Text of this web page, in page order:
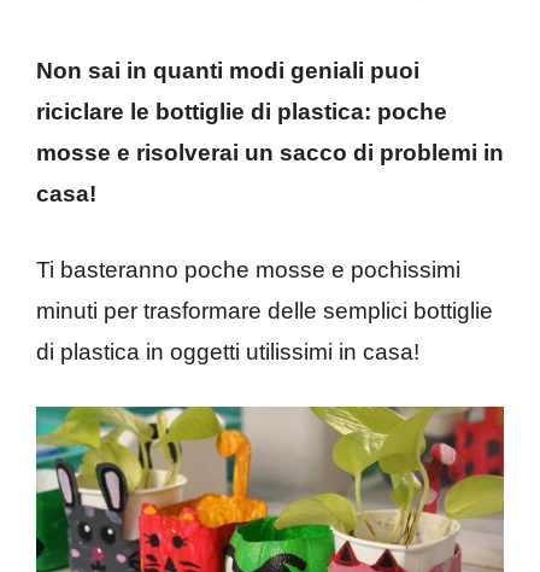
Non sai in quanti modi geniali puoi
riciclare le bottiglie di plastica: poche
mosse e risolverai un sacco di problemi in
casa!
Ti basteranno poche mosse e pochissimi
minuti per trasformare delle semplici bottiglie
di plastica in oggetti utilissimi in casa!